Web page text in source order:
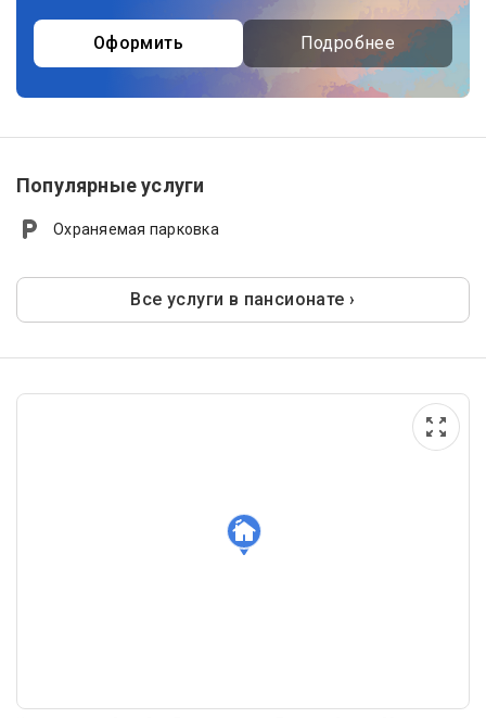
Оформить Подробнее
Популярные услуги
Охраняемая парковка
Все услуги в пансионате ›